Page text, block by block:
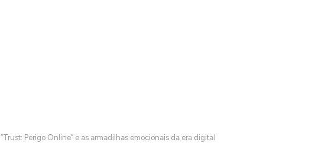
“Trust: Perigo Online” e as armadilhas emocionais da era digital